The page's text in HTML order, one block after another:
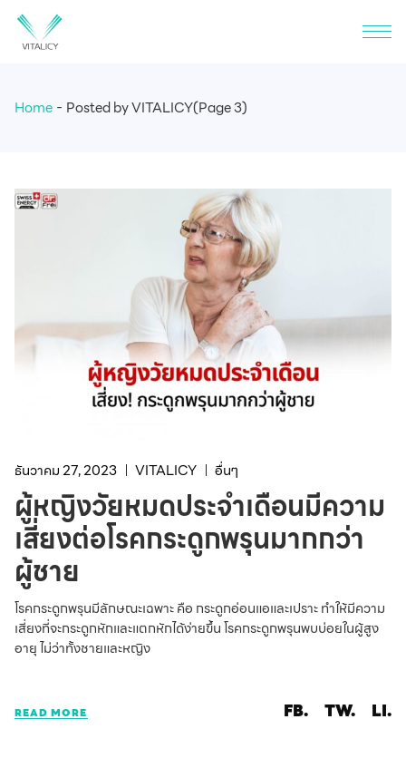
Home Posted by VITALICY(Page 3)
ธันวาคม 27, 2023 VITALICY อื่นๆ
ผู้หญิงวัยหมดประจำเดือนมีความ
เสี่ยงต่อโรคกระดูกพรุนมากกว่า
ผู้ชาย
โรคกระดูกพรุนมีลักษณะเฉพาะ คือ กระดูกอ่อนแอและเปราะ ทำให้มีความ
เสี่ยงที่จะกระดูกหักและแตกหักได้ง่ายขึ้น โรคกระดูกพรุนพบบ่อยในผู้สูง
อายุ ไม่ว่าทั้งชายและหญิง
READ MORE FB. TW. LI.